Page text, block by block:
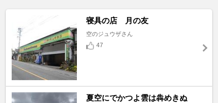
寝具の店 月の友
空のジュウザさん
47
夏空にでかつよ雲は犇めきぬ